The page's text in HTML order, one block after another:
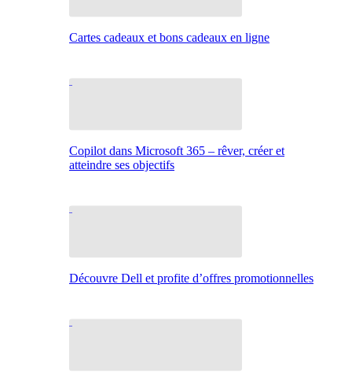
Cartes cadeaux et bons cadeaux en ligne
Copilot dans Microsoft 365 – rêver, créer et
atteindre ses objectifs
Découvre Dell et profite d’offres promotionnelles